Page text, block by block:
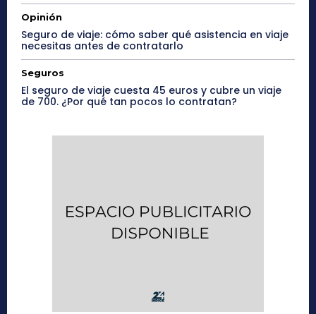
Opinión
Seguro de viaje: cómo saber qué asistencia en viaje
necesitas antes de contratarlo
Seguros
El seguro de viaje cuesta 45 euros y cubre un viaje
de 700. ¿Por qué tan pocos lo contratan?